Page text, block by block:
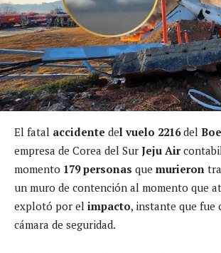
El fatal accidente del vuelo 2216del
empresa de Corea del Sur Jeju Air
momento 179 personas que murieron
un muro de contención al momento que
explotó por el impacto, instante que fue
cámara de seguridad.